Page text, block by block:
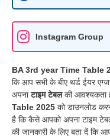
Instagram Group
BA 3rd year Time Table
कि आप सभी के बीए थर्ड ईयर
अपनाटाइम टेबलकी आवश्यकता
Table 2025 को डाउनलोड
है कि कैसे आपको अपना टाइम
की जानकारी के लिए बता दें कि